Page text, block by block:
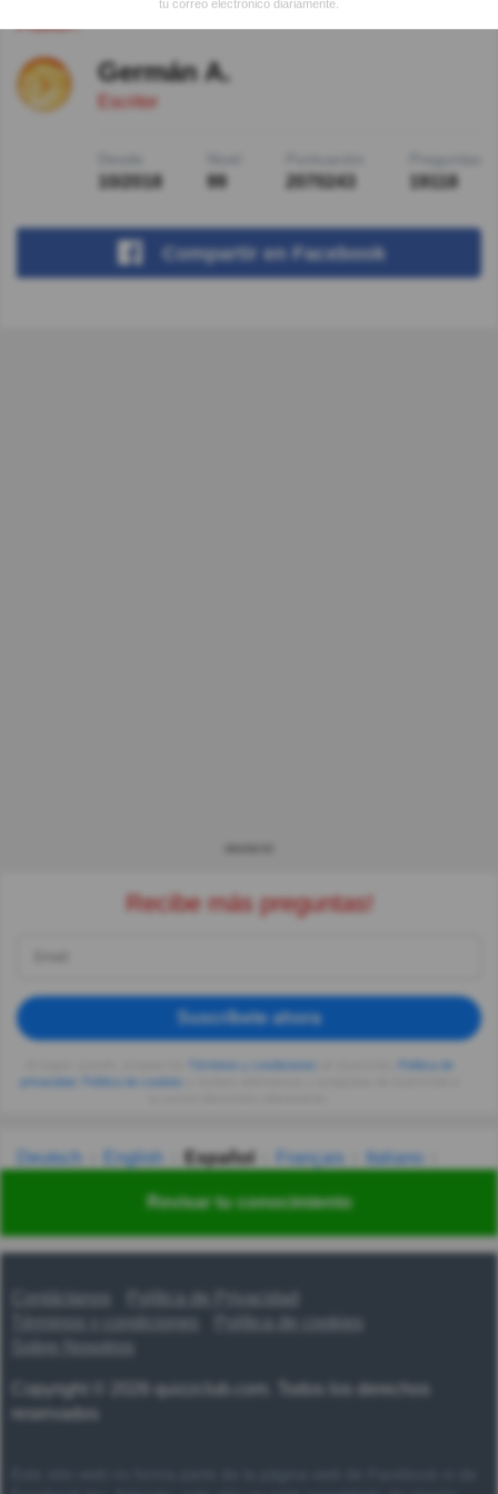
Revisar tu conocimiento
Autor:
Germán A.
Escritor
10/2018 99 2070243 19118
Compartir en Facebook
Recibe más preguntas!
Suscríbete ahora
privacidad
Deutsch English Español Français
Italiano
Українська हिन्दी 한국어 汉语
Contáctanos
Política de Privacidad
Términos y condiciones
Copyright © 2026 quizzclub.com. Todos los derechos
reservados
tu correo electrónico diariamente.